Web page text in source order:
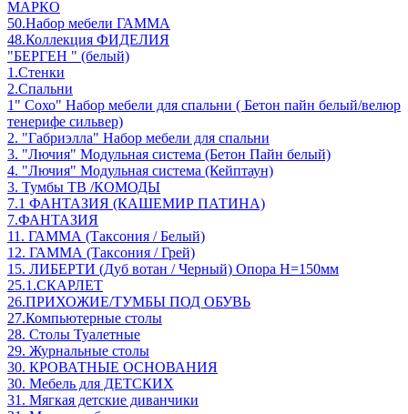
МАРКО
50.Набор мебели ГАММА
48.Коллекция ФИДЕЛИЯ
"БЕРГЕН " (белый)
1.Стенки
2.Спальни
1" Сохо" Набор мебели для спальни ( Бетон пайн белый/велюр
тенерифе сильвер)
2. "Габриэлла" Набор мебели для спальни
3. "Лючия" Модульная система (Бетон Пайн белый)
4. "Лючия" Модульная система (Кейптаун)
3. Тумбы ТВ /КОМОДЫ
7.1 ФАНТАЗИЯ (КАШЕМИР ПАТИНА)
7.ФАНТАЗИЯ
11. ГАММА (Таксония / Белый)
12. ГАММА (Таксония / Грей)
15. ЛИБЕРТИ (Дуб вотан / Черный) Опора Н=150мм
25.1.СКАРЛЕТ
26.ПРИХОЖИЕ/ТУМБЫ ПОД ОБУВЬ
27.Компьютерные столы
28. Столы Туалетные
29. Журнальные столы
30. КРОВАТНЫЕ ОСНОВАНИЯ
30. Мебель для ДЕТСКИХ
31. Мягкая детские диванчики